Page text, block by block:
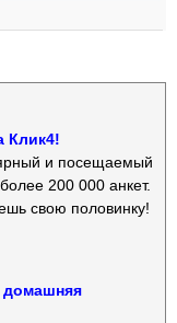
Клик4!
и посещаемый
200 000 анкет.
свою половинку!
домашняя